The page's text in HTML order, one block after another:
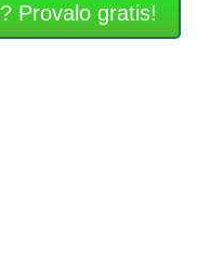
Provalo gratis!